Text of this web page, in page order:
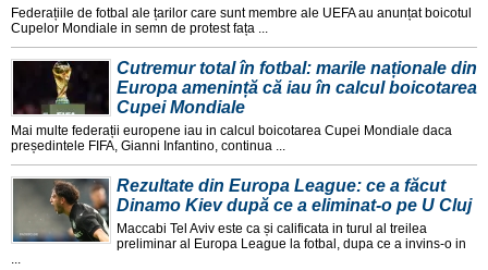
Federațiile de fotbal ale țarilor care sunt membre ale UEFA au anunțat boicotul
Cupelor Mondiale in semn de protest fața ...
Cutremur total în fotbal: marile naționale din
Europa amenință că iau în calcul boicotarea
Cupei Mondiale
Mai multe federații europene iau in calcul boicotarea Cupei Mondiale daca
președintele FIFA, Gianni Infantino, continua ...
Rezultate din Europa League: ce a făcut
Dinamo Kiev după ce a eliminat-o pe U Cluj
Maccabi Tel Aviv este ca și calificata in turul al treilea
preliminar al Europa League la fotbal, dupa ce a invins-o in
...